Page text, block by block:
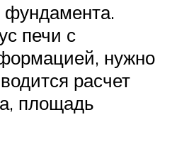
фундамента.
печи с
нужно
расчет
площадь